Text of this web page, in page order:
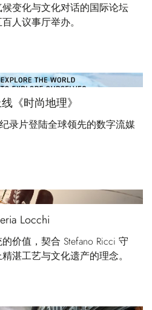
变化与文化对话的国际论坛
人议事厅举办。
《时尚地理》
录片登陆全球领先的数字流媒
Locchi
价值，契合 Stefano Ricci 守
湛工艺与文化遗产的理念。